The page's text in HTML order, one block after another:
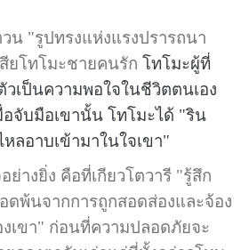
ปทรงแห่งแรงปรารถนา
ยโทโมะชายคนรัก โทโมะผู้ที่
เป็นความพอใจในชีวิตตนเอง
อจับมือเขานั้น โทโมะได้ "ริน
ลอาบเข้ามาในใจเขา"
ง คือที่เกียวโตวารี "รู้สึก
ดพ้นจากการถูกสอดส่องและจ้อง
เขา" ก่อนที่ความปลอดภัยจะ